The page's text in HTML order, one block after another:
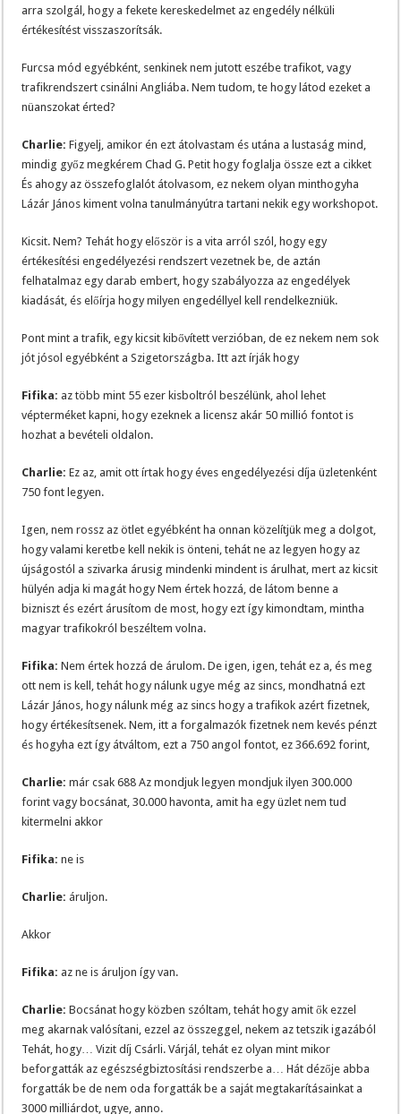
arra szolgál, hogy a fekete kereskedelmet az engedély nélküli
értékesítést visszaszorítsák.
Furcsa mód egyébként, senkinek nem jutott eszébe trafikot, vagy
trafikrendszert csinálni Angliába. Nem tudom, te hogy látod ezeket a
nüanszokat érted?
Charlie: Figyelj, amikor én ezt átolvastam és utána a lustaság mind,
mindig győz megkérem Chad G. Petit hogy foglalja össze ezt a cikket
És ahogy az összefoglalót átolvasom, ez nekem olyan minthogyha
Lázár János kiment volna tanulmányútra tartani nekik egy workshopot.
Kicsit. Nem? Tehát hogy először is a vita arról szól, hogy egy
értékesítési engedélyezési rendszert vezetnek be, de aztán
felhatalmaz egy darab embert, hogy szabályozza az engedélyek
kiadását, és előírja hogy milyen engedéllyel kell rendelkezniük.
Pont mint a trafik, egy kicsit kibővített verzióban, de ez nekem nem sok
jót jósol egyébként a Szigetországba. Itt azt írják hogy
Fifika: az több mint 55 ezer kisboltról beszélünk, ahol lehet
vépterméket kapni, hogy ezeknek a licensz akár 50 millió fontot is
hozhat a bevételi oldalon.
Charlie: Ez az, amit ott írtak hogy éves engedélyezési díja üzletenként
750 font legyen.
Igen, nem rossz az ötlet egyébként ha onnan közelítjük meg a dolgot,
hogy valami keretbe kell nekik is önteni, tehát ne az legyen hogy az
újságostól a szivarka árusig mindenki mindent is árulhat, mert az kicsit
hülyén adja ki magát hogy Nem értek hozzá, de látom benne a
bizniszt és ezért árusítom de most, hogy ezt így kimondtam, mintha
magyar trafikokról beszéltem volna.
Fifika: Nem értek hozzá de árulom. De igen, igen, tehát ez a, és meg
ott nem is kell, tehát hogy nálunk ugye még az sincs, mondhatná ezt
Lázár János, hogy nálunk még az sincs hogy a trafikok azért fizetnek,
hogy értékesítsenek. Nem, itt a forgalmazók fizetnek nem kevés pénzt
és hogyha ezt így átváltom, ezt a 750 angol fontot, ez 366.692 forint,
Charlie: már csak 688 Az mondjuk legyen mondjuk ilyen 300.000
forint vagy bocsánat, 30.000 havonta, amit ha egy üzlet nem tud
kitermelni akkor
Fifika: ne is
Charlie: áruljon.
Akkor
Fifika: az ne is áruljon így van.
Charlie: Bocsánat hogy közben szóltam, tehát hogy amit ők ezzel
meg akarnak valósítani, ezzel az összeggel, nekem az tetszik igazából
Tehát, hogy… Vizit díj Csárli. Várjál, tehát ez olyan mint mikor
beforgatták az egészségbiztosítási rendszerbe a… Hát dézője abba
forgatták be de nem oda forgatták be a saját megtakarításainkat a
3000 milliárdot, ugye, anno.